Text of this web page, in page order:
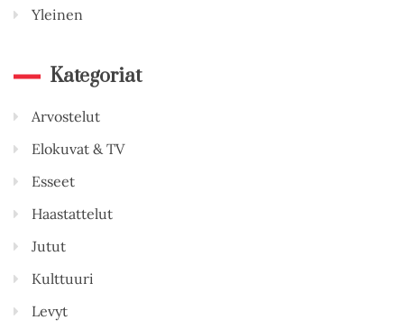
Yleinen
Kategoriat
Arvostelut
Elokuvat & TV
Esseet
Haastattelut
Jutut
Kulttuuri
Levyt